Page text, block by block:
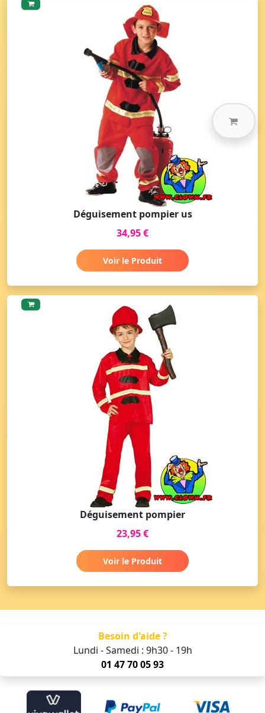
Déguisement pompier us
34,95 €
Voir le Produit
Déguisement pompier
23,95 €
Voir le Produit
Besoin d'aide ?
Lundi - Samedi : 9h30 - 19h
01 47 70 05 93